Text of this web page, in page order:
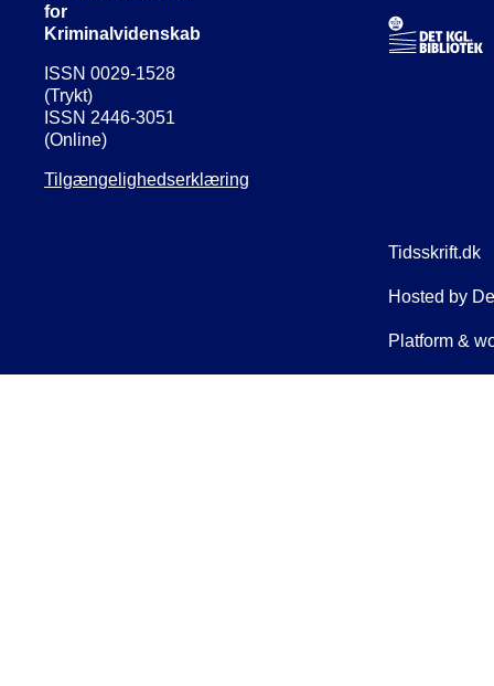
for
Kriminalvidenskab
ISSN 0029-1528
(Trykt)
ISSN 2446-3051
(Online)
Tilgængelighedserklæring